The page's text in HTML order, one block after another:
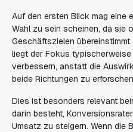
Auf den ersten Blick mag eine
Wahl zu sein scheinen, da sie
Geschäftszielen
liegt der Fokus
verbessern, anstatt die
beide Richtungen zu
Dies ist besonders relevant
darin besteht,
Umsatz zu steigern. Wenn die